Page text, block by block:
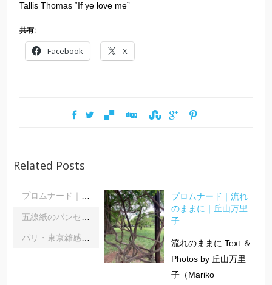
Tallis Thomas “If ye love me”
共有:
Facebook X
Related Posts
プロムナード｜流れのままに｜丘山万里子
プロムナード｜流れ
のままに｜丘山万里
子
流れのままに Text ＆
Photos by 丘山万里
子（Mariko